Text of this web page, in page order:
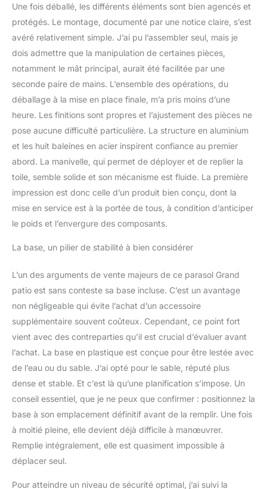
facilement faire pivoter
les parasols de jardin
(360 degrés). Le
système Easy-Tilt vous
permet de régler l'angle
jusqu'à 90° selon vos
besoins. ⛱Design : le
poteau vertical et les
baleines mettent en
valeur un film
bois, la chaleur du bois
sans l'entretien. Notre
poignée unique en forme
de Q est plus grande et
plus facile à utiliser, vous
permettant de changer
entre 4 angles différents
jardin sans effort. ⛱
ENTRETIEN : Base en
croix incluse (taille : 50 x
50 x 5 cm), la base
PAS incluse, le poids
minimum de 4 pcs de
base lestée ne doit pas
être inférieur à 100 kg.
Service client : veuillez
vérifier la marchandise
lors de l'acceptation. En
cas de problème, veuillez
nous contacter et
tout défaut. Nous ferons
Une fois déballé, les différents éléments sont bien agencés et
protégés. Le montage, documenté par une notice claire, s’est
avéré relativement simple. J’ai pu l’assembler seul, mais je
dois admettre que la manipulation de certaines pièces,
notamment le mât principal, aurait été facilitée par une
seconde paire de mains. L’ensemble des opérations, du
déballage à la mise en place finale, m’a pris moins d’une
heure. Les finitions sont propres et l’ajustement des pièces ne
pose aucune difficulté particulière. La structure en aluminium
et les huit baleines en acier inspirent confiance au premier
abord. La manivelle, qui permet de déployer et de replier la
toile, semble solide et son mécanisme est fluide. La première
impression est donc celle d’un produit bien conçu, dont la
mise en service est à la portée de tous, à condition d’anticiper
le poids et l’envergure des composants.
La base, un pilier de stabilité à bien considérer
L’un des arguments de vente majeurs de ce parasol Grand
patio est sans conteste sa base incluse. C’est un avantage
non négligeable qui évite l’achat d’un accessoire
supplémentaire souvent coûteux. Cependant, ce point fort
vient avec des contreparties qu’il est crucial d’évaluer avant
l’achat. La base en plastique est conçue pour être lestée avec
de l’eau ou du sable. J’ai opté pour le sable, réputé plus
dense et stable. Et c’est là qu’une planification s’impose. Un
conseil essentiel, que je ne peux que confirmer : positionnez la
base à son emplacement définitif avant de la remplir. Une fois
à moitié pleine, elle devient déjà difficile à manœuvrer.
Remplie intégralement, elle est quasiment impossible à
déplacer seul.
Pour atteindre un niveau de sécurité optimal, j’ai suivi la